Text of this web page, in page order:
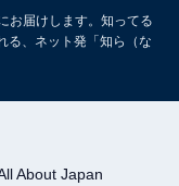
お届けします。知ってる
る、ネット発「知ら（な
About Japan